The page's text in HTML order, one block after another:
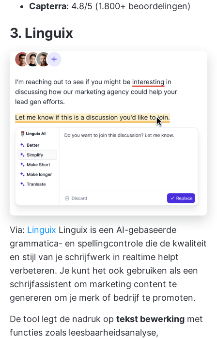
Capterra: 4.8/5 (1.800+ beoordelingen)
3. Linguix
Via: Linguix Linguix is een AI-gebaseerde
grammatica- en spellingcontrole die de kwaliteit
en stijl van je schrijfwerk in realtime helpt
verbeteren. Je kunt het ook gebruiken als een
schrijfassistent om marketing content te
genereren om je merk of bedrijf te promoten.
De tool legt de nadruk op tekst bewerking met
functies zoals leesbaarheidsanalyse,